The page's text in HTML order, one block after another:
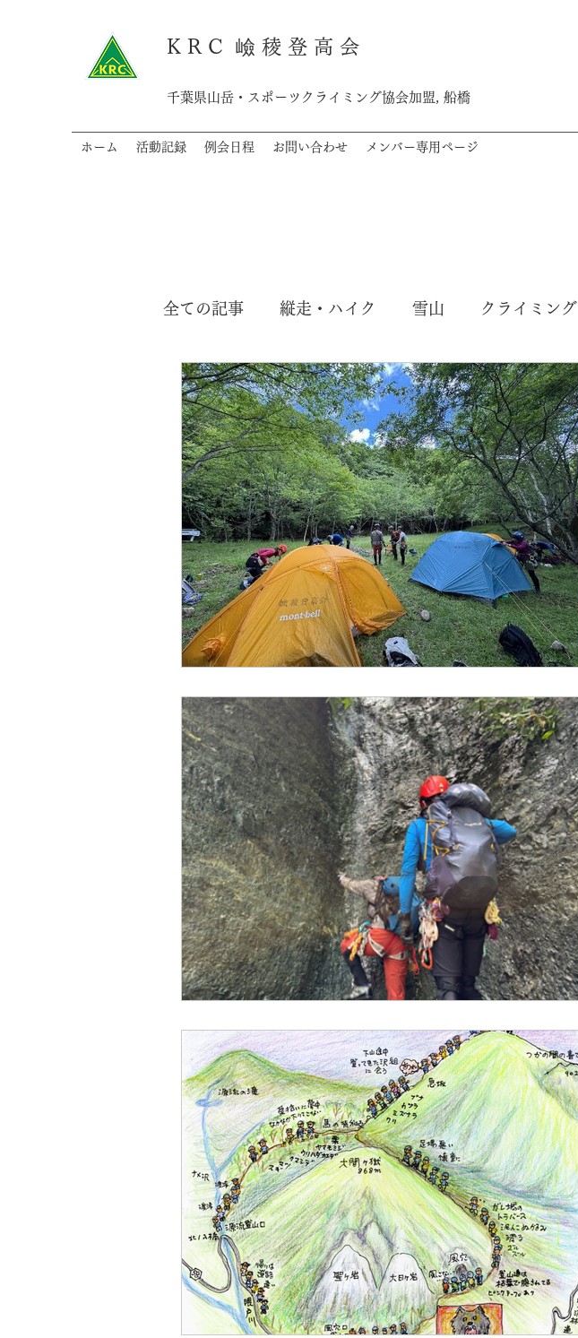
K R C 嶮 稜 登 高 会
千葉県山岳・スポーツクライミング協会加盟, 船橋
ホーム 活動記録 例会日程 お問い合わせ メンバー専用ページ
全ての記事 縦走・ハイク 雪山 クライミング